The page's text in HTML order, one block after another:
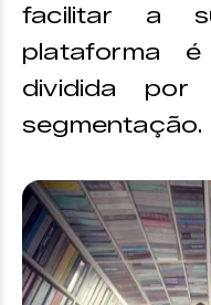
facilitar a
plataforma
dividida por
segmentação.